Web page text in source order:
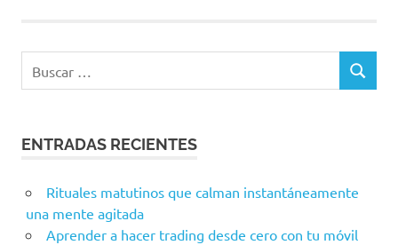
ENTRADAS RECIENTES
Rituales matutinos que calman instantáneamente
una mente agitada
Aprender a hacer trading desde cero con tu móvil